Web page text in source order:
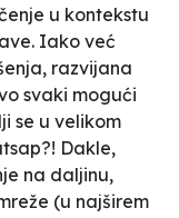
u kontekstu
Iako već
razvijana
svaki mogući
se u velikom
Dakle,
na daljinu,
(u najširem